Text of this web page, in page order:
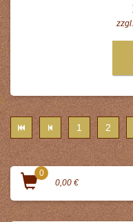
zzgl.
1 2
0
0,00 €